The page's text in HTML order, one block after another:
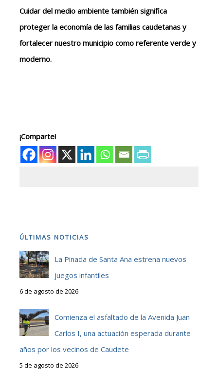
Cuidar del medio ambiente también significa
proteger la economía de las familias caudetanas y
fortalecer nuestro municipio como referente verde y
moderno.
¡Comparte!
ÚLTIMAS NOTICIAS
La Pinada de Santa Ana estrena nuevos
juegos infantiles
6 de agosto de 2026
Comienza el asfaltado de la Avenida Juan
Carlos I, una actuación esperada durante
años por los vecinos de Caudete
5 de agosto de 2026